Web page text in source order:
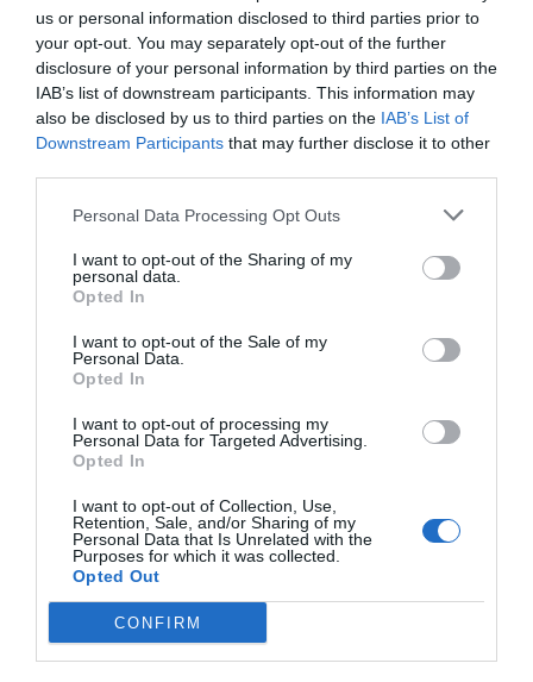
us or personal information disclosed to third parties prior to
your opt-out. You may separately opt-out of the further
disclosure of your personal information by third parties on the
IAB’s list of downstream participants. This information may
also be disclosed by us to third parties on the IAB’s List of
Downstream Participants that may further disclose it to other
Personal Data Processing Opt Outs
I want to opt-out of the Sharing of my
personal data.
Opted In
I want to opt-out of the Sale of my
Personal Data.
Opted In
I want to opt-out of processing my
Personal Data for Targeted Advertising.
Opted In
I want to opt-out of Collection, Use,
Retention, Sale, and/or Sharing of my
Personal Data that Is Unrelated with the
Purposes for which it was collected.
Opted Out
CONFIRM